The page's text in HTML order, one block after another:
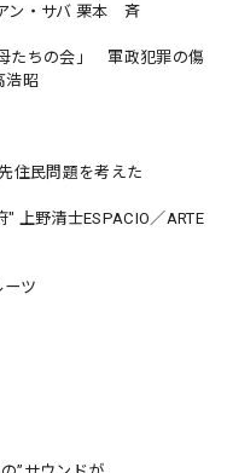
ン・サバ 栗本 斉
たちの会」 軍政犯罪の傷
浩昭
住民問題を考えた
上野清士ESPACIO／ARTE
ーツ